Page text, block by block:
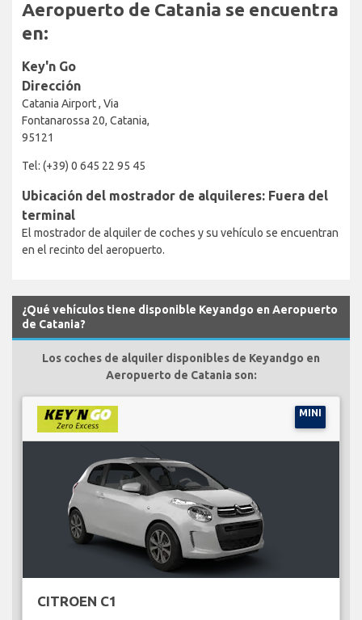
Aeropuerto de Catania se encuentra
en:
Key'n Go
Dirección
Catania Airport , Via
Fontanarossa 20, Catania,
95121
Tel: (+39) 0 645 22 95 45
Ubicación del mostrador de alquileres: Fuera del
terminal
El mostrador de alquiler de coches y su vehículo se encuentran
en el recinto del aeropuerto.
¿Qué vehículos tiene disponible Keyandgo en Aeropuerto
de Catania?
Los coches de alquiler disponibles de Keyandgo en
Aeropuerto de Catania son:
MINI
CITROEN C1